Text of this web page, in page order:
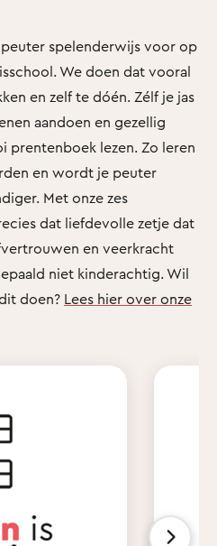
spelenderwijs voor op
We doen dat vooral
en zelf te dóén. Zélf je jas
aandoen en gezellig
prentenboek lezen. Zo leren
en wordt je peuter
Met onze zes
dat liefdevolle zetje dat
en veerkracht
niet kinderachtig. Wil
doen? Lees hier over onze